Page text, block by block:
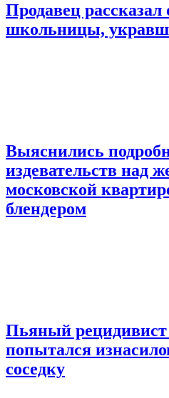
Продавец рассказал
школьницы,
Выяснились
издевательств над
московской
блендером
Пьяный рецидивист
попытался
соседку